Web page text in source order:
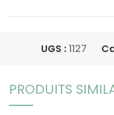
UGS :1127
PRODUITS